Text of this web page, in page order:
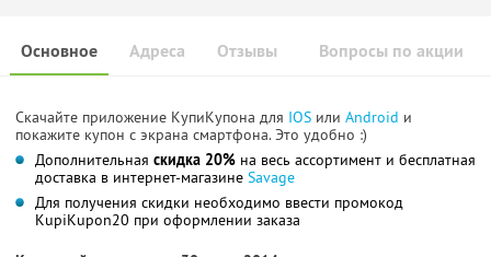
Основное Отзывы Вопросы по акции
Адреса
Скачайте приложение КупиКупона для IOS или Android и
покажите купон с экрана смартфона. Это удобно :)
Дополнительная скидка 20% на весь ассортимент и бесплатная
доставка в интернет-магазине Savage
Для получения скидки необходимо ввести промокод
KupiKupon20 при оформлении заказа